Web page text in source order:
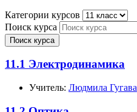
Категории курсов
Поиск курса
Поиск курса
11.1 Электродинамика
Учитель: Людмила Гугава